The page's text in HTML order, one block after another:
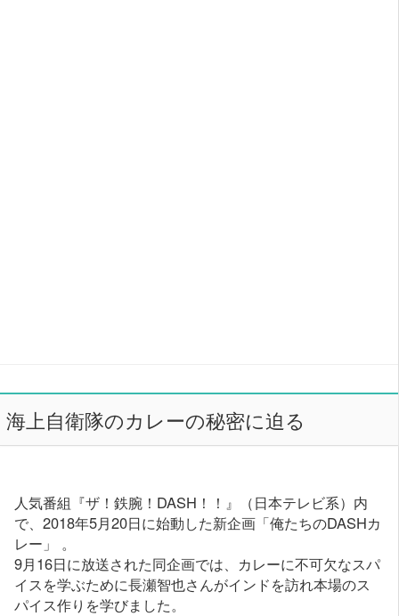
海上自衛隊のカレーの秘密に迫る
人気番組『ザ！鉄腕！DASH！！』（日本テレビ系）内
で、2018年5月20日に始動した新企画「俺たちのDASHカ
レー」 。
9月16日に放送された同企画では、カレーに不可欠なスパ
イスを学ぶために長瀬智也さんがインドを訪れ本場のス
パイス作りを学びました。